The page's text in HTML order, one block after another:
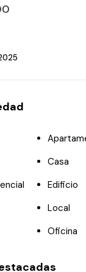
Casa
Edificio
Local
Oficina